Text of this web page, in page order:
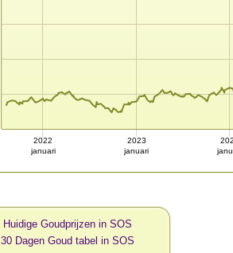
2022
januari
2023
januari
Huidige Goudprijzen in SOS
30 Dagen Goud tabel in SOS